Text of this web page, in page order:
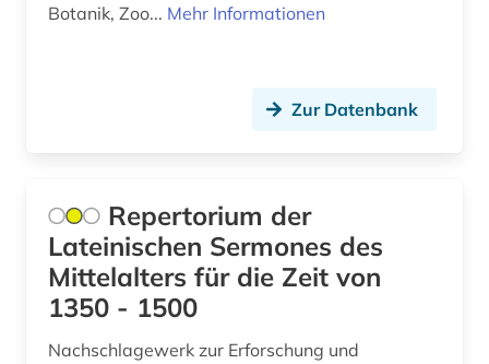
astronomie (4)
atomphysik (1)
audio recordings (1)
audiotechnik (1)
audiovisuelle medien (1)
Botanik, Zoo... Mehr Informationen
Zur Datenbank
Repertorium der
Lateinischen Sermones des
Mittelalters für die Zeit von
1350 - 1500
Nachschlagewerk zur Erforschung und